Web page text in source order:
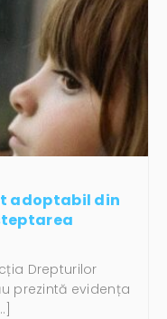
adoptabil din
Drepturilor
prezintă evidența